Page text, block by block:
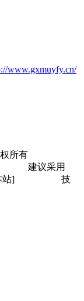
www.gxmuyfy.cn/
所有
建议采用
浏览[本站] 技